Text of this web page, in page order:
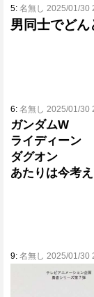
5: 名無し 2025/01/30
男同士でどん
6: 名無し 2025/01/30
ガンダムW
ライディーン
ダグオン
あたりは今考
9: 名無し 2025/01/30